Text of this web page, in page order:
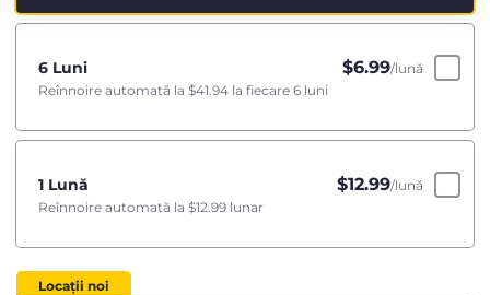
6 Luni $6.99/lună
Reînnoire automată la $41.94 la fiecare 6 luni
1 Lună $12.99/lună
Reînnoire automată la $12.99 lunar
Locații noi